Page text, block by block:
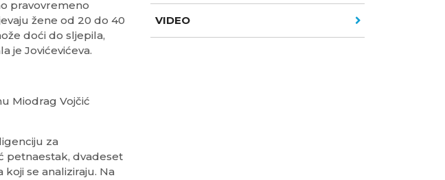
pravovremeno
žene od 20 do 40
doći do sljepila,
je Jovićevićeva.
Miodrag Vojčić
za
petnaestak, dvadeset
se analiziraju. Na
VIDEO